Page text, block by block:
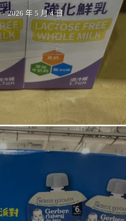
- 2026 年 5 月 4 日